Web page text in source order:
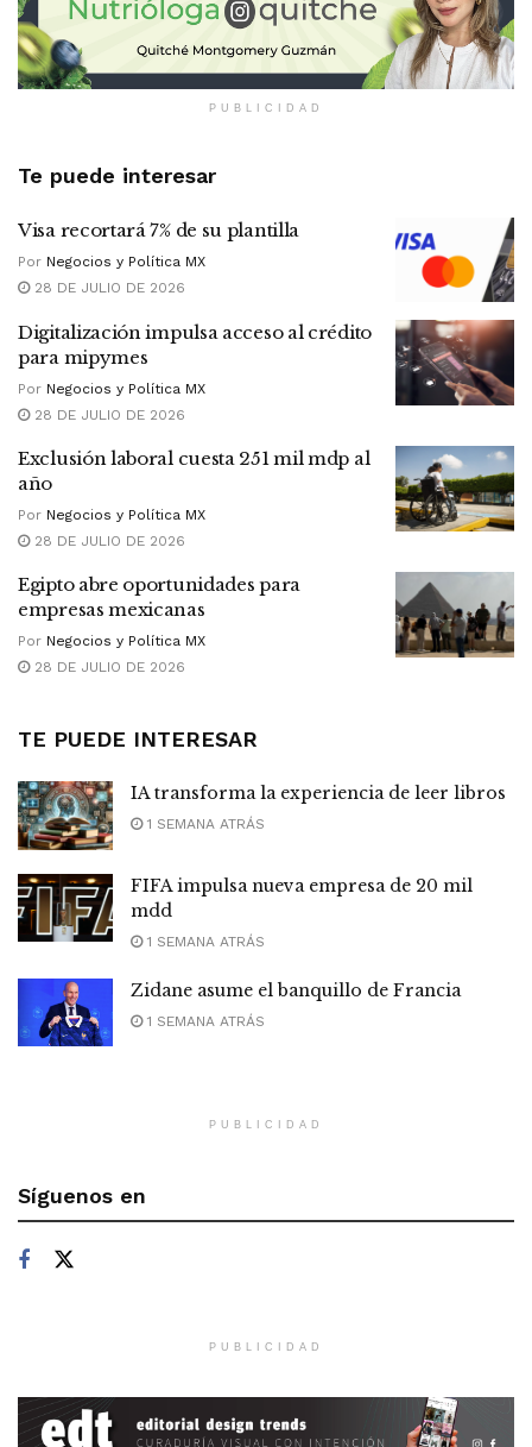
PUBLICIDAD
Te puede interesar
Visa recortará 7% de su plantilla
Por Negocios y Política MX
28 DE JULIO DE 2026
Digitalización impulsa acceso al crédito
para mipymes
Por Negocios y Política MX
28 DE JULIO DE 2026
Exclusión laboral cuesta 251 mil mdp al
año
Por Negocios y Política MX
28 DE JULIO DE 2026
Egipto abre oportunidades para
empresas mexicanas
Por Negocios y Política MX
28 DE JULIO DE 2026
TE PUEDE INTERESAR
IA transforma la experiencia de leer libros
1 SEMANA ATRÁS
FIFA impulsa nueva empresa de 20 mil
mdd
1 SEMANA ATRÁS
Zidane asume el banquillo de Francia
1 SEMANA ATRÁS
PUBLICIDAD
Síguenos en
PUBLICIDAD